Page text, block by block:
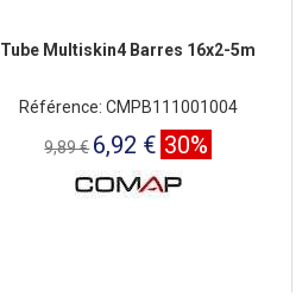
Tube Multiskin4 Barres 16x2-5m
Référence: CMPB111001004
9,89 € 6,92 € 30%